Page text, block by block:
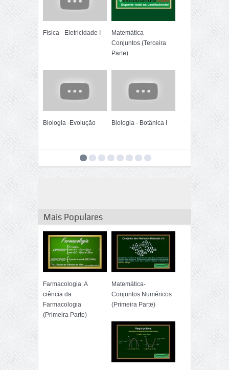
Física - Eletricidade I
Matemática-
Conjuntos (Terceira
Parte)
Biologia -Evolução Biologia - Botânica I
Mais Populares
Farmacologia: A
ciência da
Farmacologia
(Primeira Parte)
Matemática-
Conjuntos Numéricos
(Primeira Parte)